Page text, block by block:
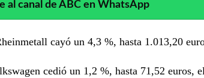
al canal de ABC en WhatsApp
cayó un 4,3 %, hasta 1.013,20
cedió un 1,2 %, hasta 71,52 euros,